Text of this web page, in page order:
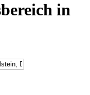
in